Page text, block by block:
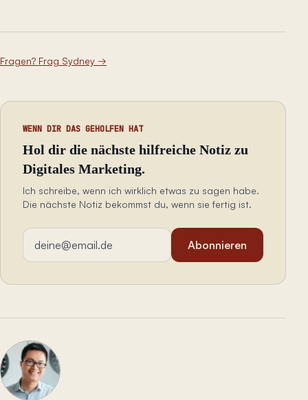
Fragen? Frag Sydney →
WENN DIR DAS GEHOLFEN HAT
Hol dir die nächste hilfreiche Notiz zu
Digitales Marketing.
Ich schreibe, wenn ich wirklich etwas zu sagen habe.
Die nächste Notiz bekommst du, wenn sie fertig ist.
E-Mail-Adresse
Abonnieren